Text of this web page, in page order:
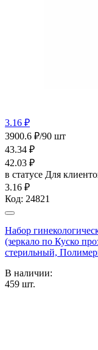
3.16 ₽
3900.6 ₽/90 шт
43.34 ₽
42.03 ₽
в статусе Для
3.16 ₽
Код: 24821
Набор
(зеркало по Куско
стерильный,
В наличии:
459 шт.